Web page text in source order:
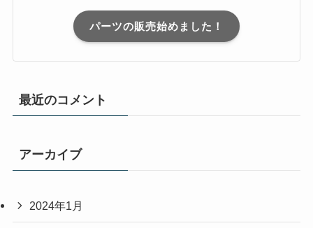
パーツの販売始めました！
最近のコメント
アーカイブ
2024年1月